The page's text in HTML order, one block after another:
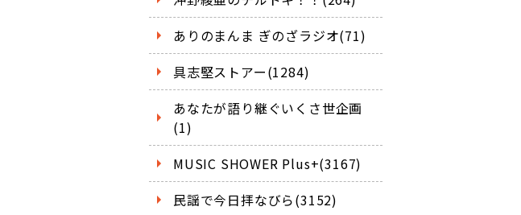
ありのまんま ぎのざラジオ(71)
具志堅ストアー(1284)
あなたが語り継ぐいくさ世企画
(1)
MUSIC SHOWER Plus+(3167)
民謡で今日拝なびら(3152)